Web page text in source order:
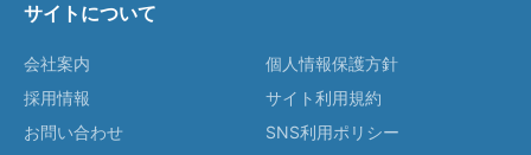
サイトについて
会社案内
採用情報
お問い合わせ
個人情報保護方針
サイト利用規約
SNS利用ポリシー